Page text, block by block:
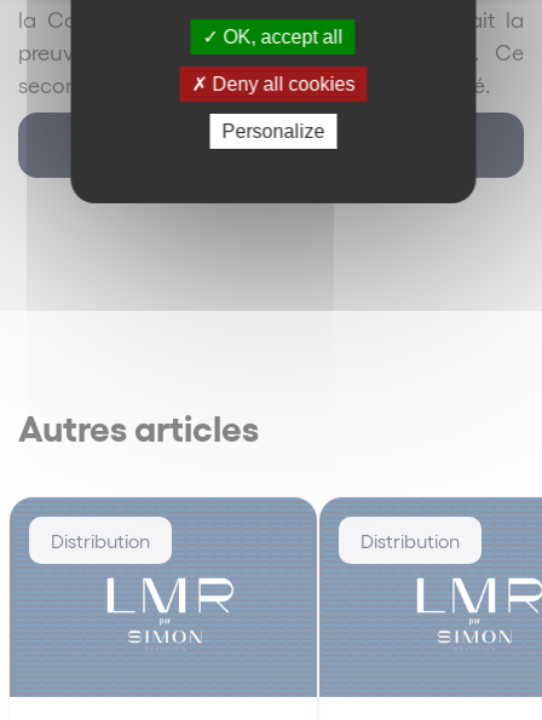
la Cour a relevé que le franchiseur apportait la
preuve de la véracité de son affirmation. Ce
second argument a donc également été écarté.
Retour
Autres articles
Distribution Distribution
OK, accept all
Deny all cookies
Personalize